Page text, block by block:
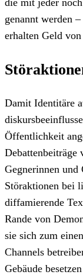
genannt werden
erhalten Geld
Damit Identitäre
Öffentlichkeit
Debattenbeiträge
Gegnerinnen und
Störaktionen bei
diffamierende
Rande von
sie sich zum
Channels
Gebäude